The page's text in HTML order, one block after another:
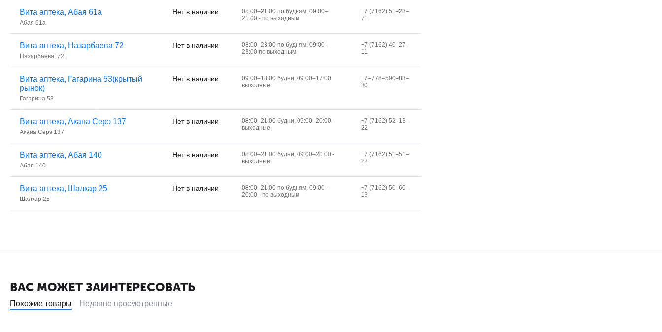
Вита аптека, Абая 61а
Абая 61а
Нет в наличии
08:00–21:00 по будням, 09:00–
21:00 - по выходным
+7 (7162) 51‒23‒
71
Вита аптека, Назарбаева 72
Назарбаева, 72
Нет в наличии
08:00–23:00 по будням, 09:00–
23:00 по выходным
+7 (7162) 40‒27‒
11
Вита аптека, Гагарина 53(крытый
рынок)
Гагарина 53
Нет в наличии
09:00–18:00 будни, 09:00–17:00
выходные
+7‒778‒590‒83‒
80
Вита аптека, Акана Серэ 137
Акана Серэ 137
Нет в наличии
08:00–21:00 будни, 09:00–20:00 -
выходные
+7 (7162) 52‒13‒
22
Вита аптека, Абая 140
Абая 140
Нет в наличии
08:00–21:00 будни, 09:00–20:00 -
выходные
+7 (7162) 51‒51‒
22
Вита аптека, Шалкар 25
Шалкар 25
Нет в наличии
08:00–21:00 по будням, 09:00–
20:00 - по выходным
+7 (7162) 50‒60‒
13
ВАС МОЖЕТ ЗАИНТЕРЕСОВАТЬ
Похожие товары Недавно просмотренные